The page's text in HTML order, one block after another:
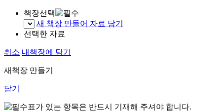
책장선택
새 책장 만들어 자료 담기
선택한 자료
취소 내책장에 담기
새책장 만들기
닫기
표가 있는 항목은 반드시 기재해 주셔야 합니다.